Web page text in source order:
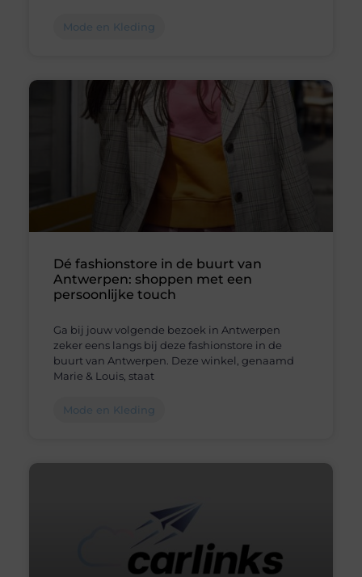
Mode en Kleding
Dé fashionstore in de buurt van
Antwerpen: shoppen met een
persoonlijke touch
Ga bij jouw volgende bezoek in Antwerpen
zeker eens langs bij deze fashionstore in de
buurt van Antwerpen. Deze winkel, genaamd
Marie & Louis, staat
Mode en Kleding